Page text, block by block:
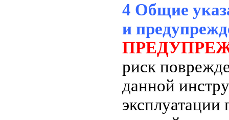
4 Общие
и
риск
данной